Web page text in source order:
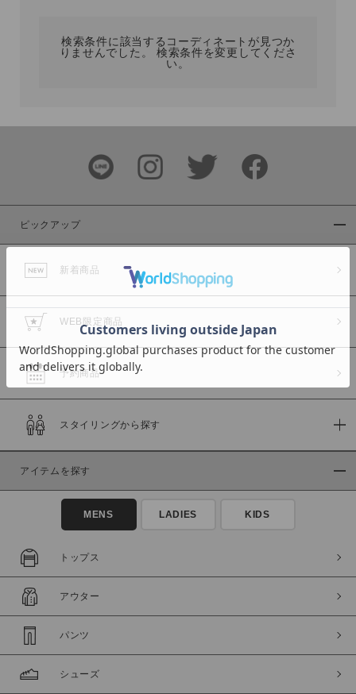
ブランド
カラー
商品タイプ
通常商品
セール価格
在庫
在庫あり
検索条件に該当するコーディネートが見つか
りませんでした。 検索条件を変更してくださ
い。
ピックアップ
新着商品
WEB限定商品
予約商品
スタイリングから探す
アイテムを探す
MENS LADIES KIDS
トップス
アウター
パンツ
シューズ